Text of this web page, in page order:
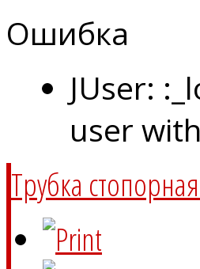
Ошибка
JUser:
user
Трубка